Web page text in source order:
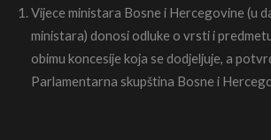
Vijece ministara Bosne i Hercegovine (u
ministara) donosi odluke o vrsti i
obimu koncesije koja se dodjeljuje, a
Parlamentarna skupština Bosne i